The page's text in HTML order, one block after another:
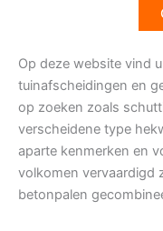
Op deze website vind
tuinafscheidingen en
op zoeken zoals
verscheidene type
aparte kenmerken en
volkomen vervaardigd
betonpalen